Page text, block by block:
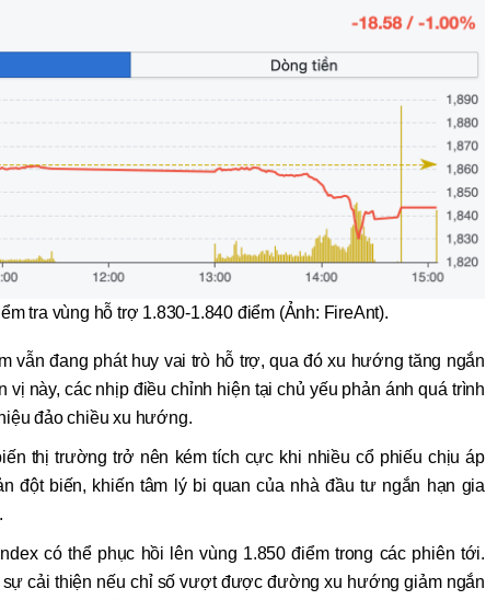
tra vùng hỗ trợ 1.830-1.840 điểm (Ảnh: FireAnt).
vẫn đang phát huy vai trò hỗ trợ, qua đó xu hướng tăng ngắn
này, các nhịp điều chỉnh hiện tại chủ yếu phản ánh quá trình
đảo chiều xu hướng.
thị trường trở nên kém tích cực khi nhiều cổ phiếu chịu áp
đột biến, khiến tâm lý bi quan của nhà đầu tư ngắn hạn gia
có thể phục hồi lên vùng 1.850 điểm trong các phiên tới.
cải thiện nếu chỉ số vượt được đường xu hướng giảm ngắn